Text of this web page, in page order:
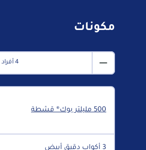
مكونات
4 أفراد
500 مليلتر بوك® قشطة
3 أكواب دقيق أبيض